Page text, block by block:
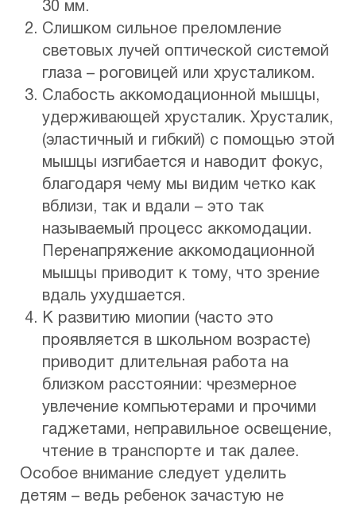
30 мм.
Слишком сильное преломление
световых лучей оптической системой
глаза – роговицей или хрусталиком.
Слабость аккомодационной мышцы,
удерживающей хрусталик. Хрусталик,
(эластичный и гибкий) с помощью этой
мышцы изгибается и наводит фокус,
благодаря чему мы видим четко как
вблизи, так и вдали – это так
называемый процесс аккомодации.
Перенапряжение аккомодационной
мышцы приводит к тому, что зрение
вдаль ухудшается.
К развитию миопии (часто это
проявляется в школьном возрасте)
приводит длительная работа на
близком расстоянии: чрезмерное
увлечение компьютерами и прочими
гаджетами, неправильное освещение,
чтение в транспорте и так далее.
Особое внимание следует уделить
детям – ведь ребенок зачастую не